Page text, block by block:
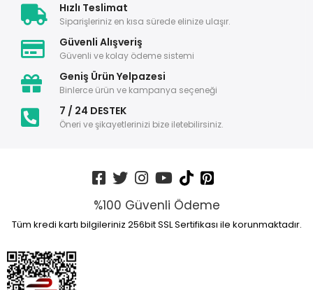
Hızlı Teslimat
Siparişleriniz en kısa sürede elinize ulaşır.
Güvenli Alışveriş
Güvenli ve kolay ödeme sistemi
Geniş Ürün Yelpazesi
Binlerce ürün ve kampanya seçeneği
7 / 24 DESTEK
Öneri ve şikayetlerinizi bize iletebilirsiniz.
%100 Güvenli Ödeme
Tüm kredi kartı bilgileriniz 256bit SSL Sertifikası ile korunmaktadır.